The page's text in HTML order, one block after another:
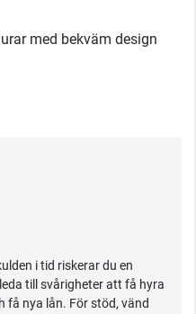
med bekväm design
i tid riskerar du en
till svårigheter att få hyra
få nya lån. För stöd, vänd